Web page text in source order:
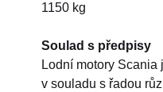
1150 kg
Soulad s předpisy
Lodní motory Scania
v souladu s řadou